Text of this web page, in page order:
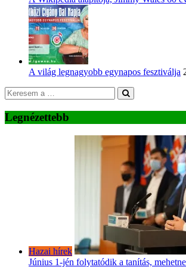
A világ legnagyobb egynapos fesztiválja
Legnézettebb
Hazai hírek
Június 1-jén folytatódik a tanítás,